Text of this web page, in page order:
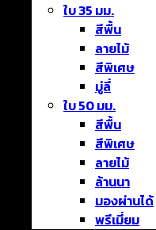
ใบ 35 มม.
สีพื้น
ลายไม้
สีพิเศษ
มู่ลี่
ใบ 50 มม.
สีพื้น
สีพิเศษ
ลายไม้
ล้านนา
มองผ่านได้
พรีเมี่ยม